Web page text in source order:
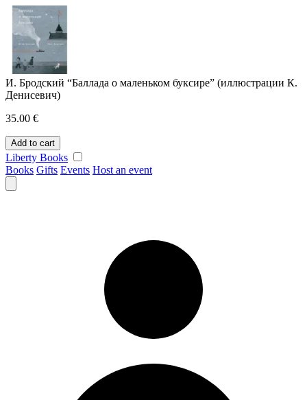
Skip
content
И. Бродский “Баллада о маленьком буксире” (иллюстрации К.
Денисевич)
35.00 €
И.
Бродский
"Баллада
о
маленьком
Add to cart
Liberty Books
Books Gifts Events Host an event